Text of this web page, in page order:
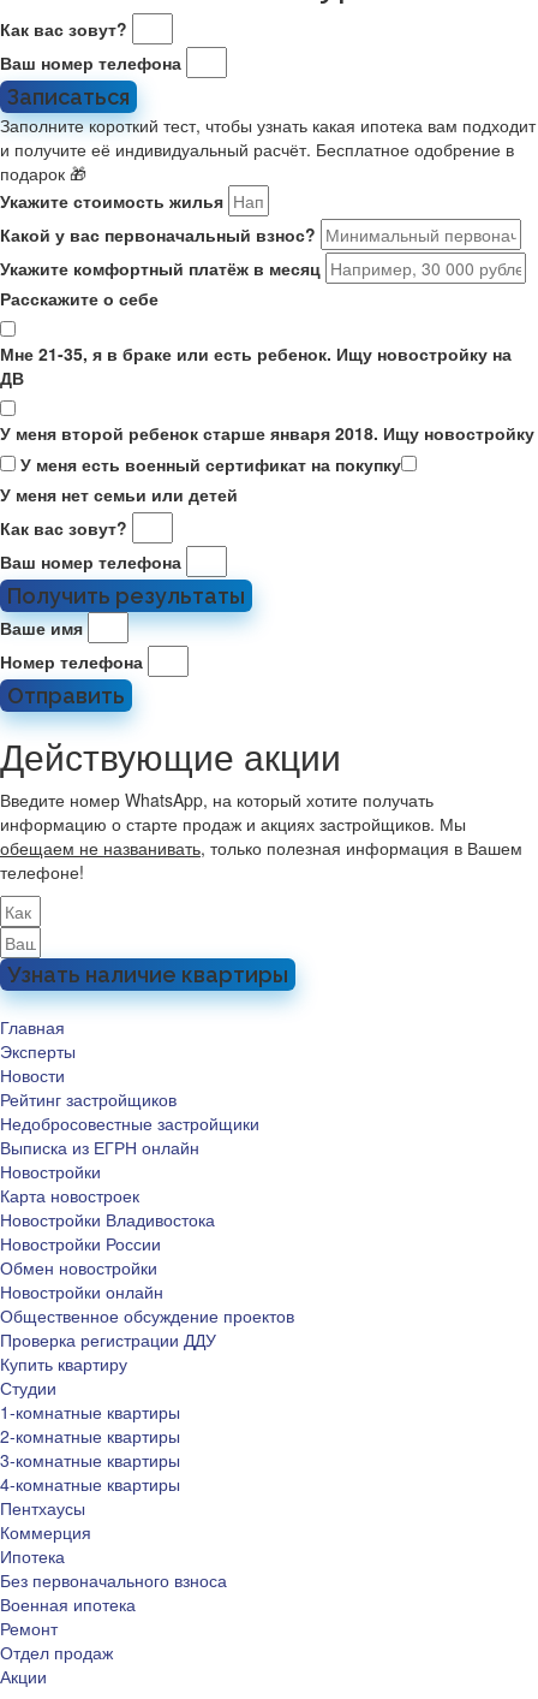
Как вас зовут?
Ваш номер телефона
Записаться
Заполните короткий тест, чтобы узнать какая ипотека вам подходит
и получите её индивидуальный расчёт. Бесплатное одобрение в
подарок 🎁
Укажите стоимость жилья
Какой у вас первоначальный взнос?
Укажите комфортный платёж в месяц
Расскажите о себе
Мне 21-35, я в браке или есть ребенок. Ищу новостройку на
ДВ
У меня второй ребенок старше января 2018. Ищу новостройку
У меня есть военный сертификат на покупку
У меня нет семьи или детей
Как вас зовут?
Ваш номер телефона
Получить результаты
Ваше имя
Номер телефона
Отправить
Действующие акции
Введите номер WhatsApp, на который хотите получать
информацию о старте продаж и акциях застройщиков. Мы
обещаем не названивать, только полезная информация в Вашем
телефоне!
Узнать наличие квартиры
Главная
Эксперты
Новости
Рейтинг застройщиков
Недобросовестные застройщики
Выписка из ЕГРН онлайн
Новостройки
Карта новостроек
Новостройки Владивостока
Новостройки России
Обмен новостройки
Новостройки онлайн
Общественное обсуждение проектов
Проверка регистрации ДДУ
Купить квартиру
Студии
1-комнатные квартиры
2-комнатные квартиры
3-комнатные квартиры
4-комнатные квартиры
Пентхаусы
Коммерция
Ипотека
Без первоначального взноса
Военная ипотека
Ремонт
Отдел продаж
Акции